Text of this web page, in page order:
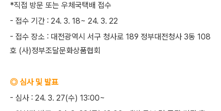
*직접 방문 또는 우체국택배 접수
- 접수 기간 : 24. 3. 18~ 24. 3. 22
- 접수 장소 : 대전광역시 서구 청사로 189 정부대전청사 3동 108
호 (사)정부조달문화상품협회
◎ 심사 및 발표
- 심사 : 24. 3. 27(수) 13:00~